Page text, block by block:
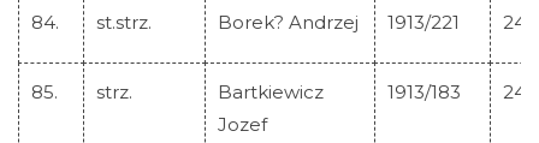
84. st.strz. Borek? Andrzej 1913/221
85. strz.
Bartkiewicz
Jozef
1913/183